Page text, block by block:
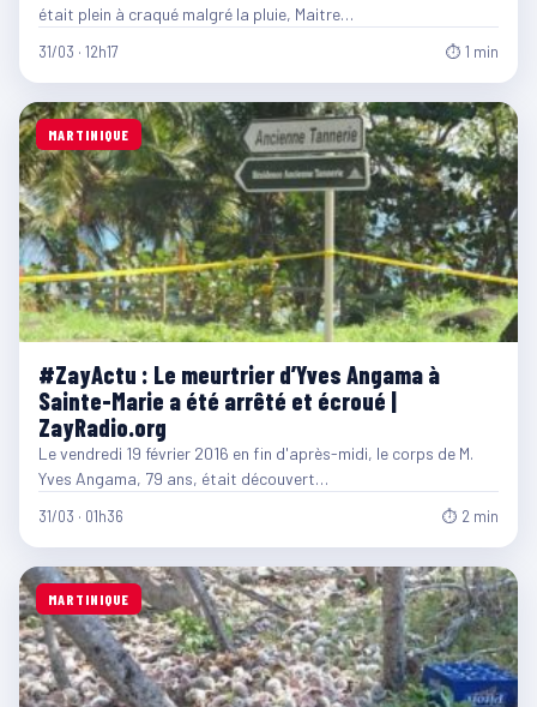
était plein à craqué malgré la pluie, Maitre…
31/03 · 12h17 ⏱ 1 min
MARTINIQUE
#ZayActu : Le meurtrier d’Yves Angama à
Sainte-Marie a été arrêté et écroué |
ZayRadio.org
Le vendredi 19 février 2016 en fin d'après-midi, le corps de M.
Yves Angama, 79 ans, était découvert…
31/03 · 01h36 ⏱ 2 min
MARTINIQUE